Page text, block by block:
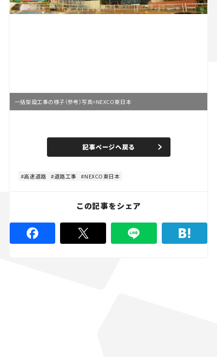
一括架設工事の様子（参考）写真=NEXCO東日本
n
e
d
4
%
記事ページへ戻る
高速道路 道路工事 NEXCO東日本
この記事をシェア